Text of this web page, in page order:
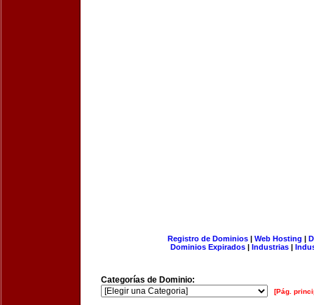
Registro de Dominios| Web Hosting |
Dominios Expirados | Industrias |
Categorías de Dominio:
[Pág.